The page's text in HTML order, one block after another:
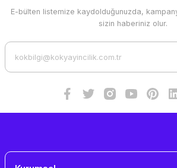
Ürün resmi kalitesiz, bozuk veya
E-bülten listemize kaydolduğunuzda,
sizin haberiniz olur.